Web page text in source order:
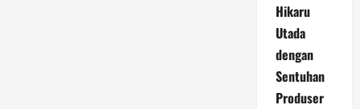
Hikaru
Utada
dengan
Sentuhan
Produser